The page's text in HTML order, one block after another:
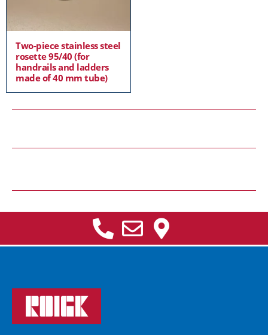
Two-piece stainless steel
rosette 95/40 (for
handrails and ladders
made of 40 mm tube)